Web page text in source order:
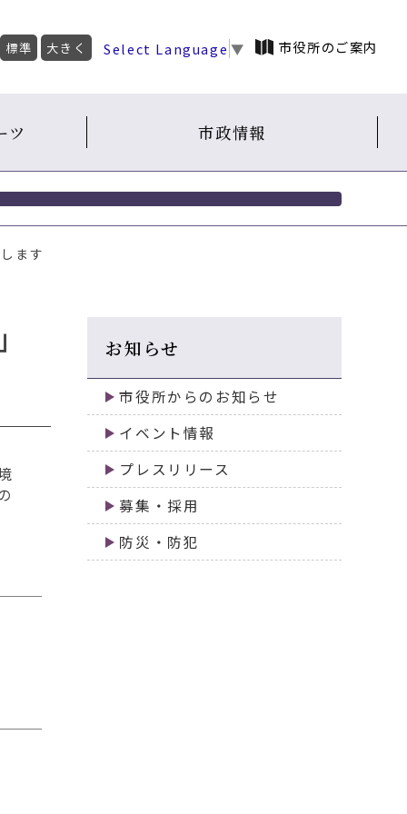
標準 大きく Select Language ▼ 市役所のご案内
ツ 市政情報
ます
お知らせ
市役所からのお知らせ
イベント情報
プレスリリース
募集・採用
防災・防犯